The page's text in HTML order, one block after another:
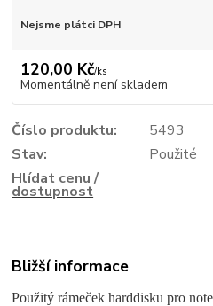
Nejsme plátci DPH
120,00 Kč/ks
Momentálně není skladem
Číslo produktu:
5493
Stav:
Použité
Hlídat cenu /
dostupnost
Bližší informace
Použitý rámeček harddisku pro